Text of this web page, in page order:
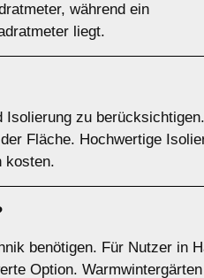
während ein
liegt.
zu
Fläche. Hochwertige
kosten.
benötigen. Für Nutzer in
Option.